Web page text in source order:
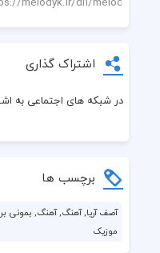
اشتراک گذاری
در شبکه های اجتماعی به
برچسب ها
آصف آریا, آهنگ, آهنگ, بمونی
موزیک